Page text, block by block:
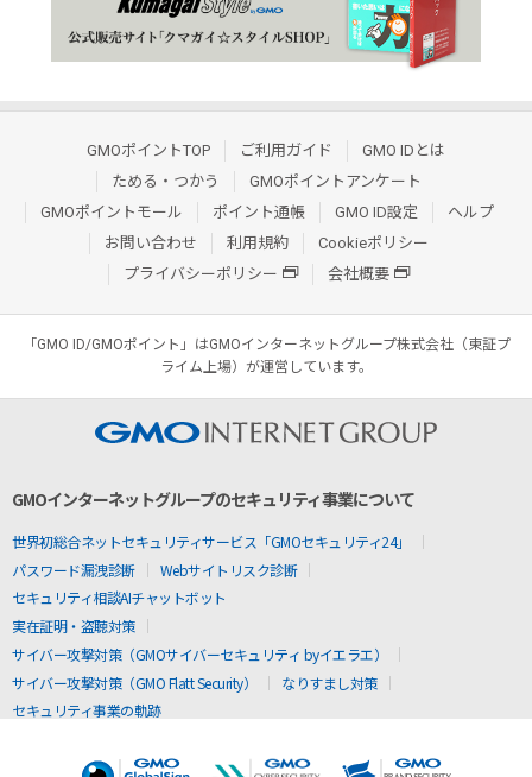
GMOポイントTOP ご利用ガイド
GMO IDとは
ためる・つかう
GMOポイントアンケート
GMOポイントモール
ポイント通帳 GMO ID設定
ヘルプ
お問い合わせ
利用規約
Cookieポリシー
プライバシーポリシー
会社概要
「GMO ID/GMOポイント」はGMOインターネットグループ株式会社（東証プ
ライム上場）が運営しています。
GMOインターネットグループのセキュリティ事業について
世界初総合ネットセキュリティサービス「GMOセキュリティ24」
パスワード漏洩診断
Webサイトリスク診断
セキュリティ相談AIチャットボット
実在証明・盗聴対策
サイバー攻撃対策（GMOサイバーセキュリティ byイエラエ）
サイバー攻撃対策（GMO Flatt Security）
なりすまし対策
セキュリティ事業の軌跡